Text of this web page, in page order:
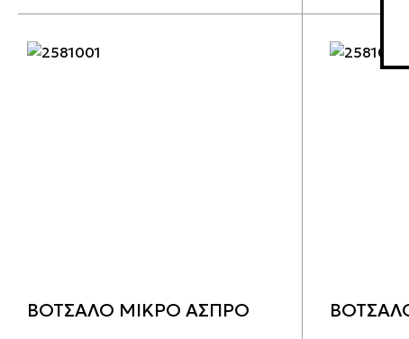
ΒΟΤΣΑΛΟ ΜΙΚΡΟ ΑΣΠΡΟ